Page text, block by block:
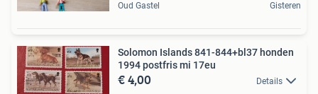
Oud Gastel Gisteren
Solomon Islands 841-844+bl37 honden
1994 postfris mi 17eu
€ 4,00 Details